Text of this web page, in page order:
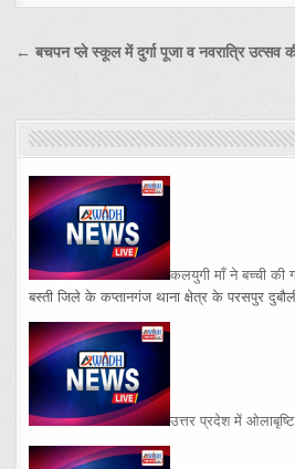
Post
← बचपन प्ले स्कूल में दुर्गा पूजा व नवरात्रि उत्सव
कलयुगी माँ ने बच्ची की
बस्ती जिले के कप्तानगंज थाना क्षेत्र के परसपुर
उत्तर प्रदेश में